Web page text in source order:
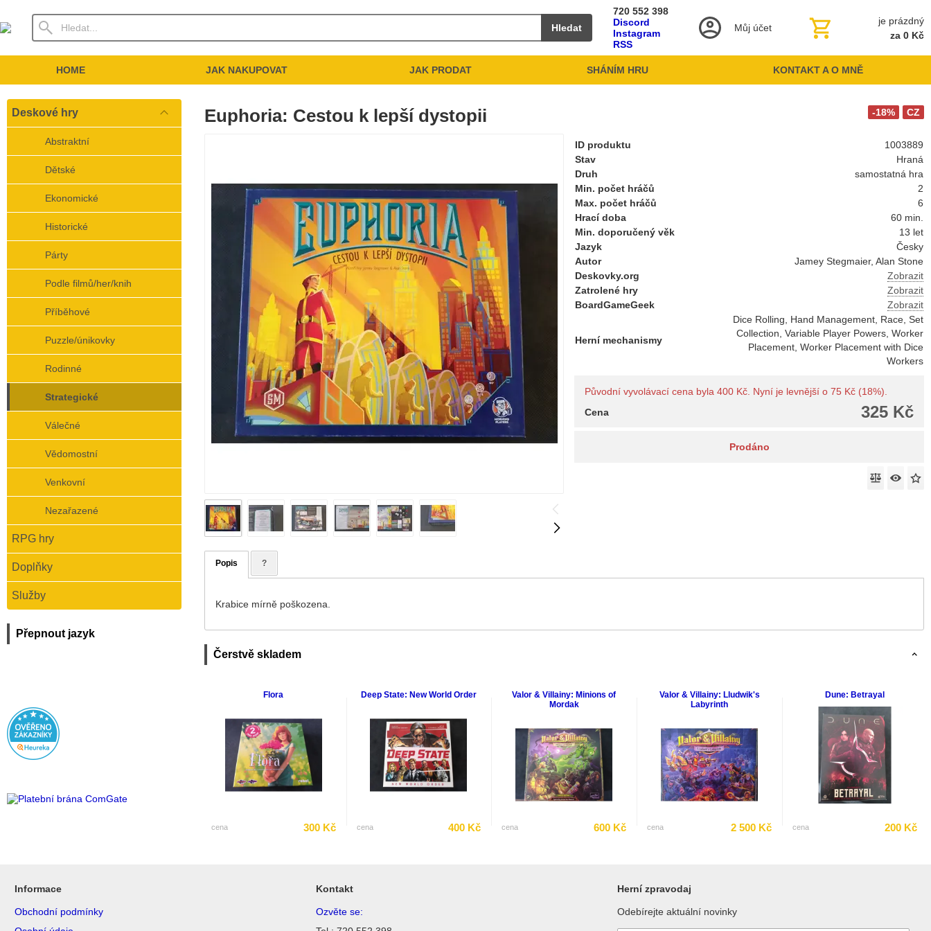
Hledat
720 552 398
Discord
Instagram
RSS
Můj účet
je prázdný
za 0 Kč
HOME JAK NAKUPOVAT JAK PRODAT SHÁNÍM HRU KONTAKT A O MNĚ
Deskové hry
Abstraktní
Dětské
Ekonomické
Historické
Párty
Podle filmů/her/knih
Příběhové
Puzzle/únikovky
Rodinné
Strategické
Válečné
Vědomostní
Venkovní
Nezařazené
RPG hry
Doplňky
Služby
Přepnout jazyk
CZ
-18%
Euphoria: Cestou k lepší dystopii
ID produktu
1003889
Stav
Hraná
Druh
samostatná hra
Min. počet hráčů
2
Max. počet hráčů
6
Hrací doba
60 min.
Min. doporučený věk
13 let
Jazyk
Česky
Autor
Jamey Stegmaier, Alan Stone
Deskovky.org
Zobrazit
Zatrolené hry
Zobrazit
BoardGameGeek
Zobrazit
Herní mechanismy
Dice Rolling, Hand Management, Race, Set
Collection, Variable Player Powers, Worker
Placement, Worker Placement with Dice
Workers
Původní vyvolávací cena byla 400 Kč. Nyní je levnější o 75 Kč (18%).
325 Kč
Cena
Prodáno
Popis ?
Krabice mírně poškozena.
Čerstvě skladem
Flora
cena 300 Kč
Deep State: New World Order
cena 400 Kč
Valor & Villainy: Minions of
Mordak
cena 600 Kč
Valor & Villainy: Lludwik's
Labyrinth
cena 2 500 Kč
Dune: Betrayal
cena 200 Kč
Informace
Obchodní podmínky
Kontakt
Ozvěte se:
Herní zpravodaj
Odebírejte aktuální novinky